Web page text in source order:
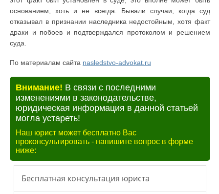
основанием, хоть и не всегда. Бывали случаи, когда суд
отказывал в признании наследника недостойным, хотя факт
драки и побоев и подтверждался протоколом и решением
суда.
По материалам сайта nasledstvo-advokat.ru
Внимание! В связи с последними
изменениями в законодательстве,
юридическая информация в данной статьей
могла устареть!
Наш юрист может бесплатно Вас
проконсультировать - напишите вопрос в форме
ниже: